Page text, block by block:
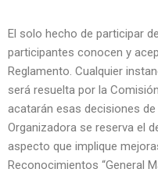
El solo hecho de participar
participantes conocen y
Reglamento. Cualquier
será resuelta por la
acatarán esas decisiones
Organizadora se reserva el
aspecto que implique
Reconocimientos “General